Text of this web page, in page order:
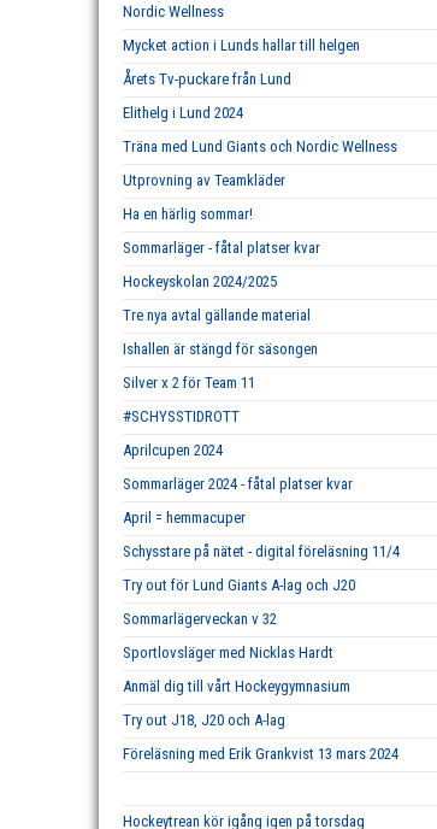
Nordic Wellness
Mycket action i Lunds hallar till helgen
Årets Tv-puckare från Lund
Elithelg i Lund 2024
Träna med Lund Giants och Nordic Wellness
Utprovning av Teamkläder
Ha en härlig sommar!
Sommarläger - fåtal platser kvar
Hockeyskolan 2024/2025
Tre nya avtal gällande material
Ishallen är stängd för säsongen
Silver x 2 för Team 11
#SCHYSSTIDROTT
Aprilcupen 2024
Sommarläger 2024 - fåtal platser kvar
April = hemmacuper
Schysstare på nätet - digital föreläsning 11/4
Try out för Lund Giants A-lag och J20
Sommarlägerveckan v 32
Sportlovsläger med Nicklas Hardt
Anmäl dig till vårt Hockeygymnasium
Try out J18, J20 och A-lag
Föreläsning med Erik Grankvist 13 mars 2024
Hockeytrean kör igång igen på torsdag